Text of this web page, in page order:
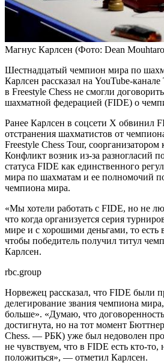
Магнус Карлсен (Фото: Dean
Шестнадцатый чемпион мира по
Карлсен рассказал на YouTube-
в Freestyle Chess не смогли
шахматной федерацией (FIDE) о
Ранее Карлсен в соцсети X обвинил
отстранения шахматистов от
Freestyle Chess Tour, соорганизатором
Конфликт возник из-за разногласий
статуса FIDE как единственного
мира по шахматам и ее полномочий
чемпиона мира.
«Мы хотели работать с FIDE, но не
что когда организуется серия
мире и с хорошими деньгами, то есть
чтобы победитель получил титул
Карлсен.
rbc.group
Норвежец рассказал, что FIDE были
делегирование звания чемпиона
больше». «Думаю, что
достигнута, но на тот момент
Chess. — РБК) уже был недоволен
не чувствуем, что в FIDE есть кто-
положиться», — отметил Карлсен.